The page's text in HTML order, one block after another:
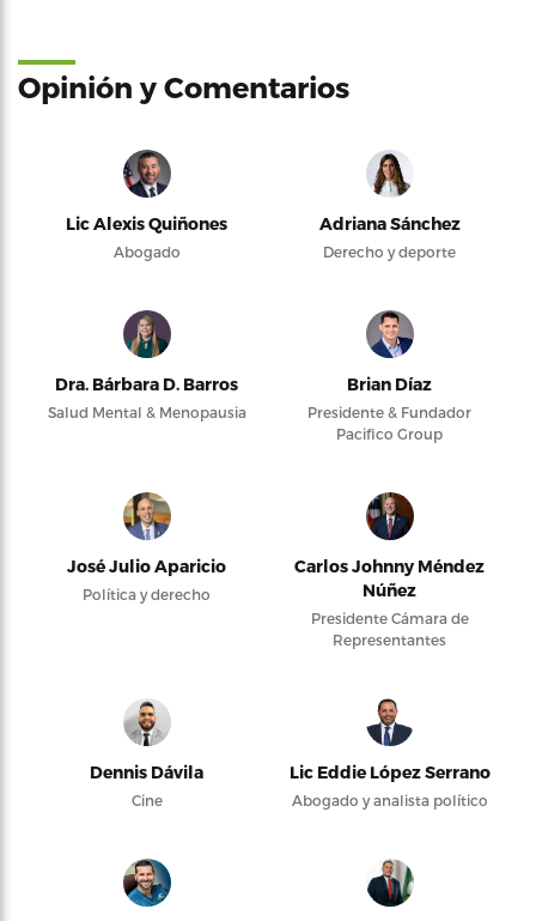
Opinión y Comentarios
Lic Alexis Quiñones
Abogado
Adriana Sánchez
Derecho y deporte
Dra. Bárbara D. Barros
Salud Mental & Menopausia
Brian Díaz
Presidente & Fundador
Pacifico Group
José Julio Aparicio
Política y derecho
Carlos Johnny Méndez
Núñez
Presidente Cámara de
Representantes
Dennis Dávila
Cine
Lic Eddie López Serrano
Abogado y analista político